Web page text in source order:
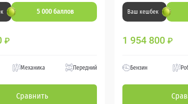
5 000 баллов
₽
Механика Передний
Сравнить
Ваш кешбек
1 954 800 ₽
Бензин